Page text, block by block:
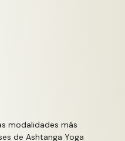
modalidades más
de Ashtanga Yoga